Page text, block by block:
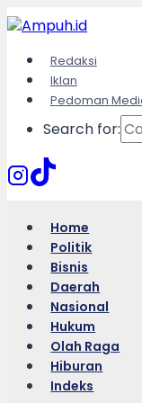
Skip
to
contentRedaksi
Iklan
Pedoman
Search for:
Home
Politik
Bisnis
Daerah
Nasional
Hukum
Olah Raga
Hiburan
Indeks